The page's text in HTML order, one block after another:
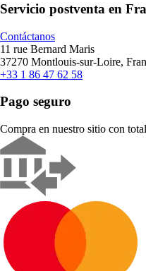
Servicio postventa en
Contáctanos
11 rue Bernard Maris
37270 Montlouis-sur-Loire,
+33 1 86 47 62 58
Pago seguro
Compra en nuestro sitio con